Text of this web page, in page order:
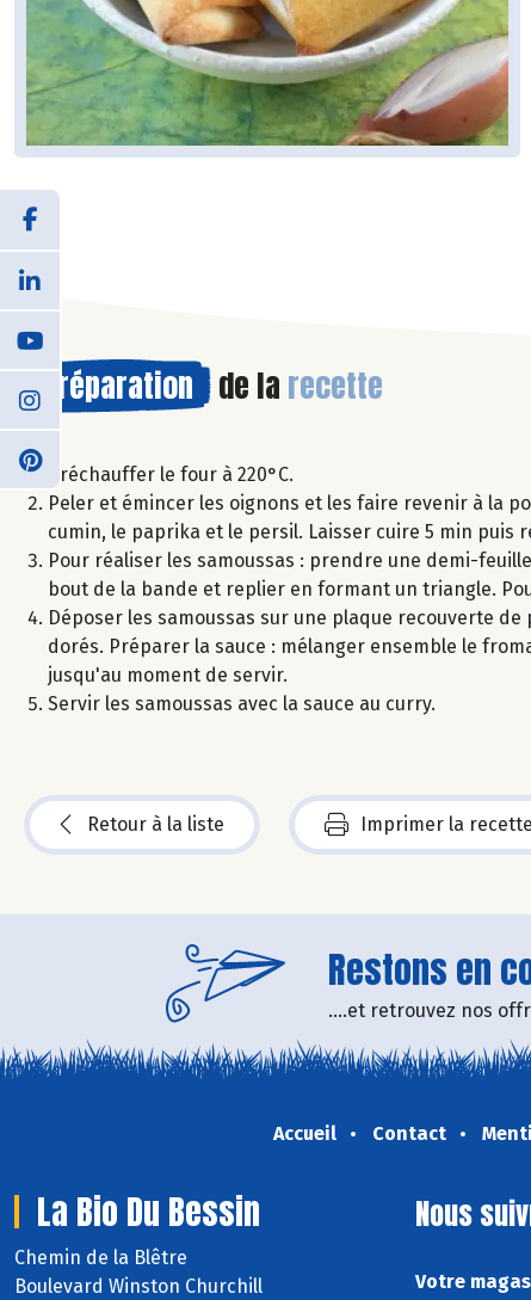
Préparation de la recette
Préchauffer le four à 220°C.
Peler et émincer les oignons et les faire revenir à la
cumin, le paprika et le persil. Laisser cuire 5 min puis
Pour réaliser les samoussas : prendre une demi-
bout de la bande et replier en formant un triangle.
Déposer les samoussas sur une plaque recouverte
dorés. Préparer la sauce : mélanger ensemble le
jusqu'au moment de servir.
Servir les samoussas avec la sauce au curry.
Retour à la liste Imprimer la recette
Restons en
....et retrouvez nos
Accueil Contact
La Bio Du Bessin
Chemin de la Blêtre
Boulevard Winston Churchill
Nous
Votre